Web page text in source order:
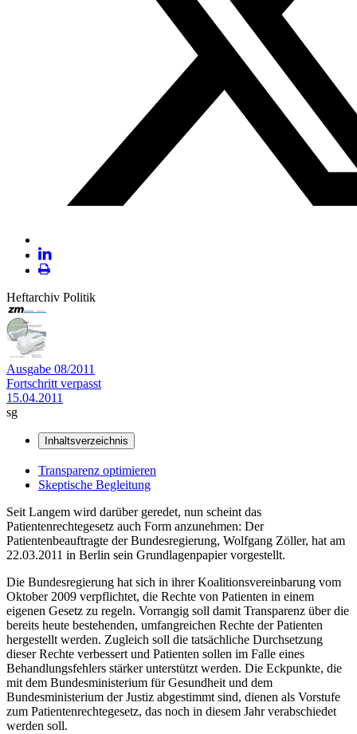
Plattform
X
LinekdIn
ausdrucken
Heftarchiv Politik
Ausgabe 08/2011
Fortschritt verpasst
15.04.2011
sg
Inhaltsverzeichnis
Transparenz optimieren
Skeptische Begleitung
Seit Langem wird darüber geredet, nun scheint das
Patientenrechtegesetz auch Form anzunehmen: Der
Patientenbeauftragte der Bundesregierung, Wolfgang Zöller, hat am
22.03.2011 in Berlin sein Grundlagenpapier vorgestellt.
Die Bundesregierung hat sich in ihrer Koalitionsvereinbarung vom
Oktober 2009 verpflichtet, die Rechte von Patienten in einem
eigenen Gesetz zu regeln. Vorrangig soll damit Transparenz über die
bereits heute bestehenden, umfangreichen Rechte der Patienten
hergestellt werden. Zugleich soll die tatsächliche Durchsetzung
dieser Rechte verbessert und Patienten sollen im Falle eines
Behandlungsfehlers stärker unterstützt werden. Die Eckpunkte, die
mit dem Bundesministerium für Gesundheit und dem
Bundesministerium der Justiz abgestimmt sind, dienen als Vorstufe
zum Patientenrechtegesetz, das noch in diesem Jahr verabschiedet
werden soll.